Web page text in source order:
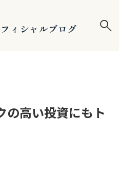
ィシャルブログ
の高い投資にもト